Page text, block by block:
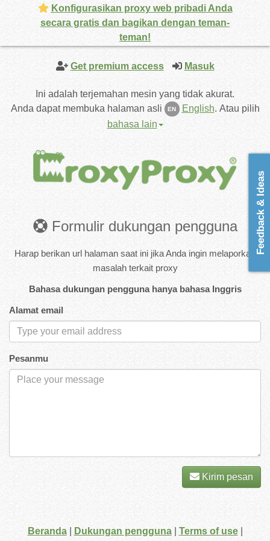
Get premium access Masuk
Ini adalah terjemahan mesin yang tidak akurat.
Anda dapat membuka halaman asli
EN English. Atau pilih
bahasa lain
Formulir dukungan pengguna
Harap berikan url halaman saat ini jika Anda ingin melaporkan
masalah terkait proxy
Bahasa dukungan pengguna hanya bahasa Inggris
Alamat email
Pesanmu
Kirim pesan
Beranda| Dukungan pengguna| Terms of use|
Feedback & Ideas
Konfigurasikan proxy web pribadi Anda
secara gratis dan bagikan dengan teman-
teman!